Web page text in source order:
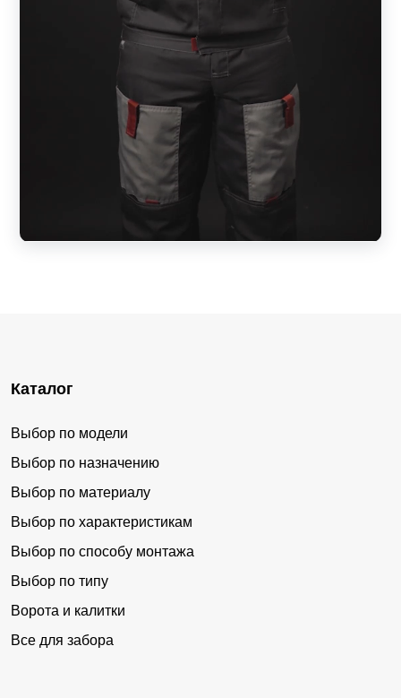
Каталог
Выбор по модели
Выбор по назначению
Выбор по материалу
Выбор по характеристикам
Выбор по способу монтажа
Выбор по типу
Ворота и калитки
Все для забора